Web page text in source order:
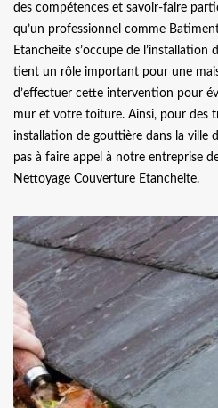
des compétences et savoir-faire
qu’un professionnel comme
Etancheite s’occupe de l’installation
tient un rôle important pour une
d’effectuer cette intervention pour
mur et votre toiture. Ainsi, pour des
installation de gouttière dans la ville
pas à faire appel à notre entreprise
Nettoyage Couverture Etancheite.